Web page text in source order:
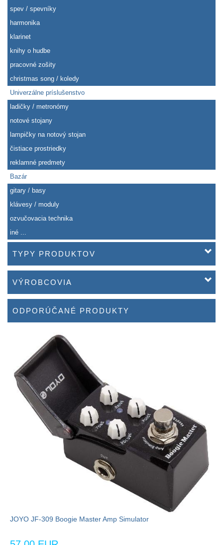
spev / spevníky
harmonika
klarinet
knihy o hudbe
pracovné zošity
christmas song / koledy
Univerzálne príslušenstvo
ladičky / metronómy
notové stojany
lampičky na notový stojan
čistiace prostriedky
reklamné predmety
Bazár
gitary / basy
klávesy / moduly
ozvučovacia technika
iné ...
TYPY PRODUKTOV
VÝROBCOVIA
ODPORÚČANÉ PRODUKTY
JOYO JF-309 Boogie Master Amp Simulator